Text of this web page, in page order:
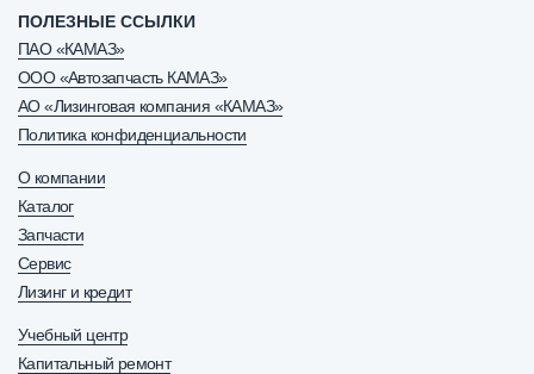
ПОЛЕЗНЫЕ ССЫЛКИ
ПАО «КАМАЗ»
ООО «Автозапчасть КАМАЗ»
АО «Лизинговая компания «КАМАЗ»
Политика конфиденциальности
О компании
Каталог
Запчасти
Сервис
Лизинг и кредит
Учебный центр
Капитальный ремонт